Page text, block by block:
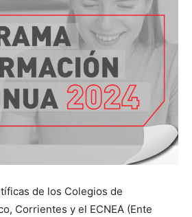
de los Colegios de
Corrientes y el ECNEA (Ente